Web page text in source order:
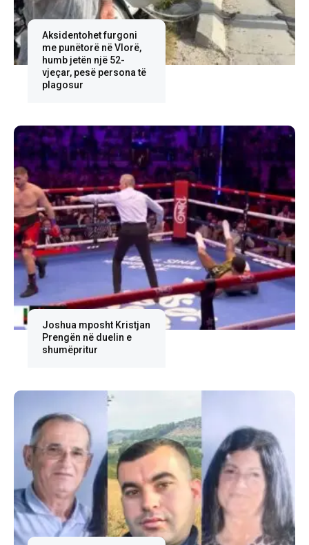
Aksidentohet furgoni
me punëtorë në Vlorë,
humb jetën një 52-
vjeçar, pesë persona të
plagosur
Joshua mposht Kristjan
Prengën në duelin e
shumëpritur